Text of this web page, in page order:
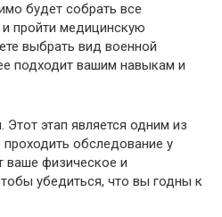
будет собрать все
пройти медицинскую
выбрать вид военной
подходит вашим навыкам и
этап является одним из
обследование у
ваше физическое и
убедиться, что вы годны к